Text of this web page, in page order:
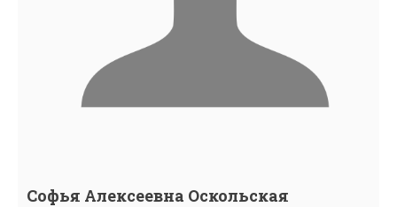
Софья Алексеевна Оскольская